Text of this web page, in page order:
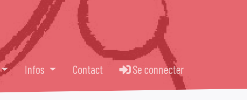
Infos Contact Se connecter